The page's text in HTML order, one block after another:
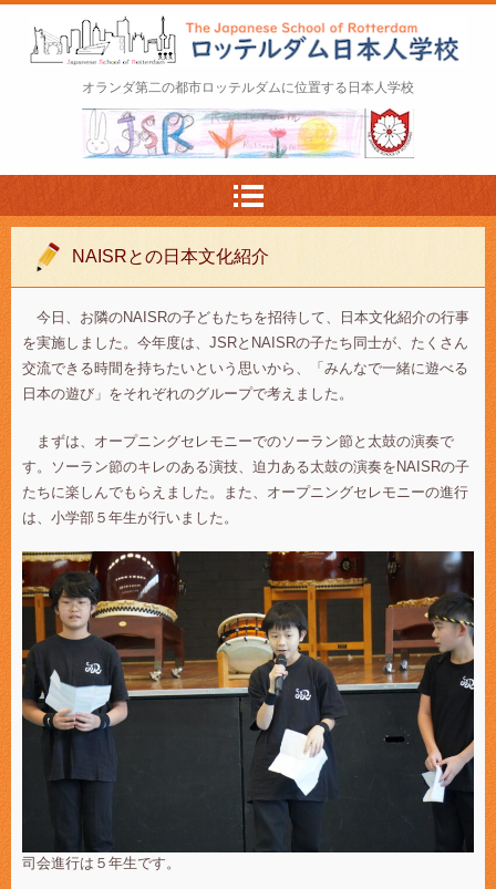
ロッテルダム日本人学校 The Japanese Schoo
l of Rotterdam
オランダ第二の都市ロッテルダムに位置する日本人学校
NAISRとの日本文化紹介
今日、お隣のNAISRの子どもたちを招待して、日本文化紹介の行事
を実施しました。今年度は、JSRとNAISRの子たち同士が、たくさん
交流できる時間を持ちたいという思いから、「みんなで一緒に遊べる
日本の遊び」をそれぞれのグループで考えました。
まずは、オープニングセレモニーでのソーラン節と太鼓の演奏で
す。ソーラン節のキレのある演技、迫力ある太鼓の演奏をNAISRの子
たちに楽しんでもらえました。また、オープニングセレモニーの進行
は、小学部５年生が行いました。
司会進行は５年生です。